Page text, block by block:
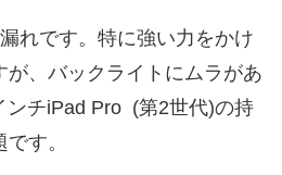
れです。特に強い力をかけ
が、バックライトにムラがあ
ンチiPad Pro (第2世代)の持
す。